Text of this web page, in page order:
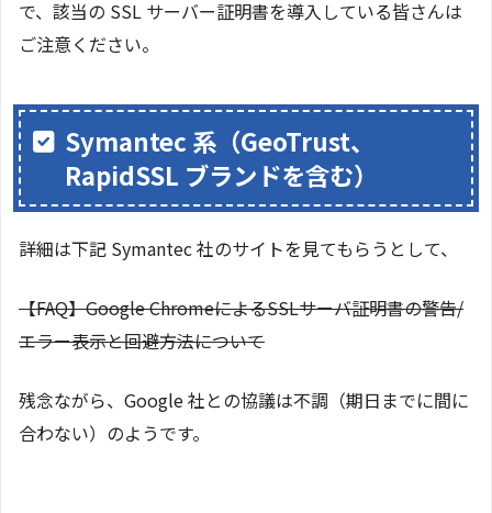
で、該当の SSL サーバー証明書を導入している皆さんは
ご注意ください。
Symantec 系（GeoTrust、
RapidSSL ブランドを含む）
詳細は下記 Symantec 社のサイトを見てもらうとして、
【FAQ】Google ChromeによるSSLサーバ証明書の警告/
エラー表示と回避方法について
残念ながら、Google 社との協議は不調（期日までに間に
合わない）のようです。